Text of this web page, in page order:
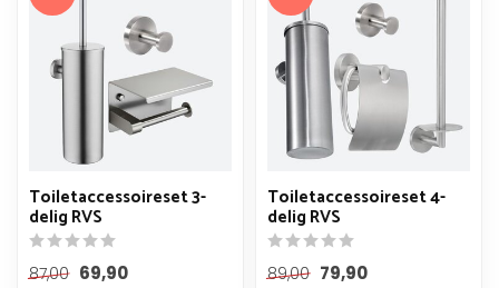
Toiletaccessoireset 3-
delig RVS
87,00 69,90
Toiletaccessoireset 4-
delig RVS
89,00 79,90